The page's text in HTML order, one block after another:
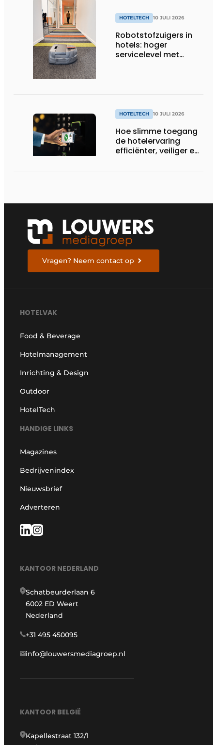
HOTELTECH 10 JULI 2026
Robotstofzuigers in
hotels: hoger
servicelevel met
HOTELTECH 10 JULI 2026
Hoe slimme toegang
de hotelervaring
efficiënter, veiliger en
Vragen? Neem contact op
HOTELVAK
Food & Beverage
Hotelmanagement
Inrichting & Design
Outdoor
HotelTech
HANDIGE LINKS
Magazines
Bedrijvenindex
Nieuwsbrief
Adverteren
KANTOOR NEDERLAND
Schatbeurderlaan 6
6002 ED Weert
Nederland
+31 495 450095
info@louwersmediagroep.nl
KANTOOR BELGIË
Kapellestraat 132/1